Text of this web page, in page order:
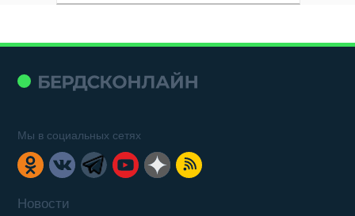
Новости
Мы в социальных сетях